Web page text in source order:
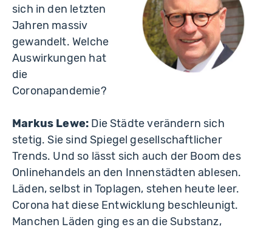
sich in den letzten
Jahren massiv
gewandelt. Welche
Auswirkungen hat
die
Coronapandemie?
Markus Lewe: Die Städte verändern sich
stetig. Sie sind Spiegel gesellschaftlicher
Trends. Und so lässt sich auch der Boom des
Onlinehandels an den Innenstädten ablesen.
Läden, selbst in Toplagen, stehen heute leer.
Corona hat diese Entwicklung beschleunigt.
Manchen Läden ging es an die Substanz,